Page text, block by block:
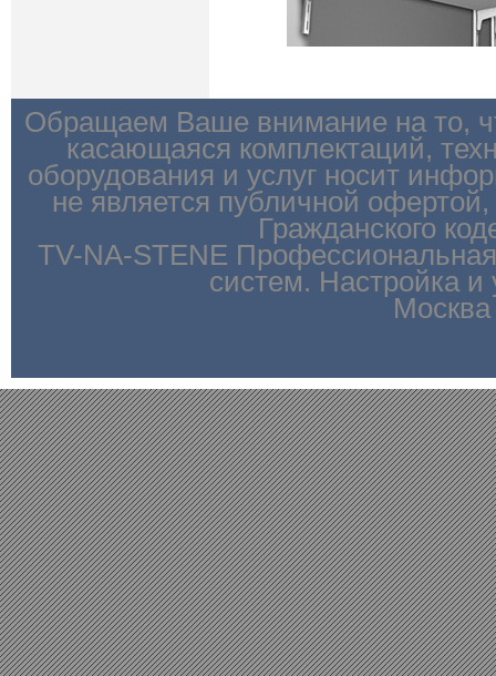
Обращаем Ваше внимание на то,
касающаяся комплектаций,
оборудования и услуг носит
не является публичной
Гражданского
TV-NA-STENE
систем. Настройка и
Москва